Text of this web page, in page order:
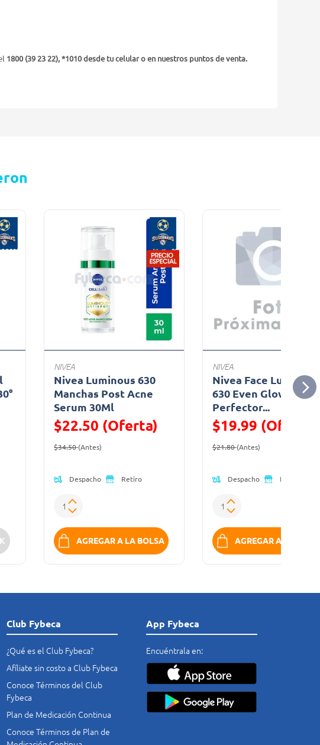
1800 (39 23 22), *1010 desde tu celular o en nuestros puntos de venta.
NIVEA
Nivea Luminous 630
Manchas Post Acne
Serum 30Ml
$22.50 (Oferta)
Precio reducido de
$34.50(Antes)
Despacho Retiro
AGREGAR A LA BOLSA
NIVEA
Nivea Face Luminous
630 Even Glow & Skin
Perfector...
$19.99 (Oferta)
Precio reducido de
$21.80(Antes)
Despacho Retiro
AGREGAR A LA
Club Fybeca
¿Qué es el Club Fybeca?
Afíliate sin costo a Club Fybeca
Conoce Términos del Club
Fybeca
Plan de Medicación Continua
Conoce Términos de Plan de
App Fybeca
Encuéntrala en: